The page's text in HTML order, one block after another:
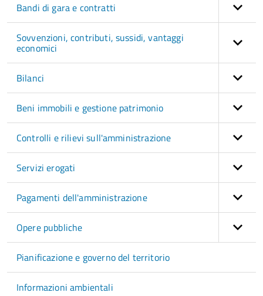
Bandi di gara e contratti
Sovvenzioni, contributi, sussidi, vantaggi
economici
Bilanci
Beni immobili e gestione patrimonio
Controlli e rilievi sull'amministrazione
Servizi erogati
Pagamenti dell'amministrazione
Opere pubbliche
Pianificazione e governo del territorio
Informazioni ambientali